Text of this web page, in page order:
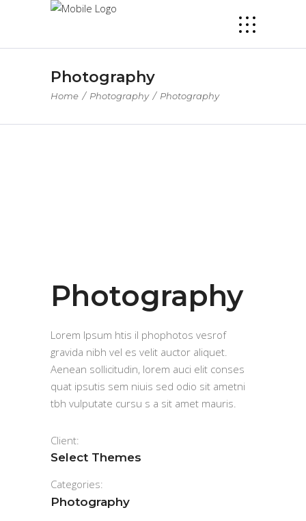
Photography
Home / Photography/ Photography
Photography
Lorem Ipsum htis il phophotos vesrof
gravida nibh vel es velit auctor aliquet.
Aenean sollicitudin, lorem auci elit conses
quat ipsutis sem niuis sed odio sit ametni
tbh vulputate cursu s a sit amet mauris.
Client:
Select Themes
Categories:
Photography